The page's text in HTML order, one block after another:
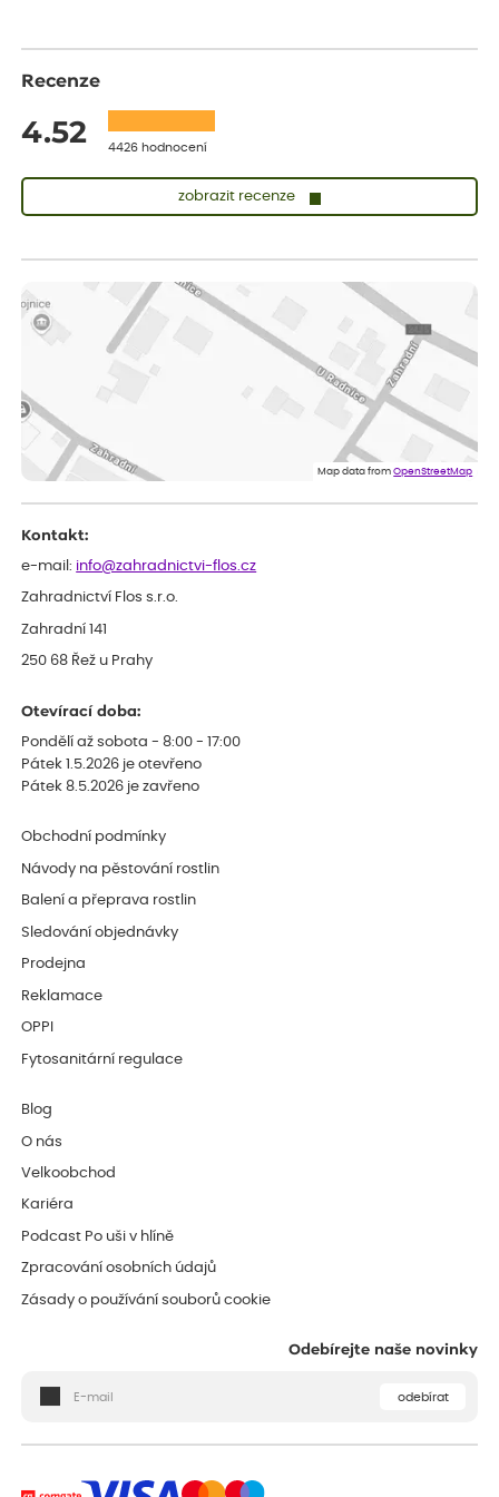
Recenze
4.52 4426 hodnocení
zobrazit recenze
Vše přišlo velice rychle krásně zabalené. Rostlinky po přesazení
velice dobře prospívají
Jarda
Dobrý den, byli jsme spokojeni
Eshop, objednání bylo v pořádku, žádný problém. Jen jsem byla
smutná z dodávky jedné kytky, která nebyla v nejlepší kondici a i
Map data fromOpenStreetMap
Kontakt:
e-mail: info@zahradnictvi-flos.cz
Zahradnictví Flos s.r.o.
Zahradní 141
250 68 Řež u Prahy
Otevírací doba:
Pondělí až sobota - 8:00 - 17:00
Pátek 1.5.2026 je otevřeno
Pátek 8.5.2026 je zavřeno
Obchodní podmínky
Návody na pěstování rostlin
Balení a přeprava rostlin
Sledování objednávky
Prodejna
Reklamace
OPPI
Fytosanitární regulace
Blog
O nás
Velkoobchod
Kariéra
Podcast Po uši v hlíně
Zpracování osobních údajů
Zásady o používání souborů cookie
Odebírejte naše novinky
odebírat